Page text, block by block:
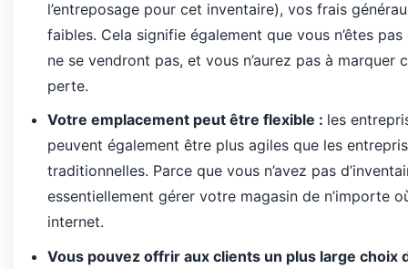
l’entreposage pour cet inventaire), vos frais
faibles. Cela signifie également que vous n’êtes
ne se vendront pas, et vous n’aurez pas à marquer
perte.
Votre emplacement peut être flexible : les
peuvent également être plus agiles que les
traditionnelles. Parce que vous n’avez pas d’
essentiellement gérer votre magasin de n’importe o
internet.
Vous pouvez offrir aux clients un plus large choix